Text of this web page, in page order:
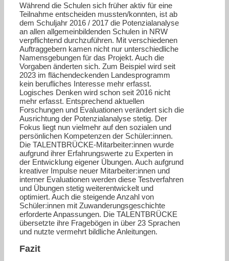
Während die Schulen sich früher aktiv für eine
Teilnahme entscheiden mussten/konnten, ist ab
dem Schuljahr 2016 / 2017 die Potenzialanalyse
an allen allgemeinbildenden Schulen in NRW
verpflichtend durchzuführen. Mit verschiedenen
Auftraggebern kamen nicht nur unterschiedliche
Namensgebungen für das Projekt. Auch die
Vorgaben änderten sich. Zum Beispiel wird seit
2023 im flächendeckenden Landesprogramm
kein berufliches Interesse mehr erfasst.
Logisches Denken wird schon seit 2016 nicht
mehr erfasst. Entsprechend aktuellen
Forschungen und Evaluationen verändert sich die
Ausrichtung der Potenzialanalyse stetig. Der
Fokus liegt nun vielmehr auf den sozialen und
persönlichen Kompetenzen der Schüler:innen.
Die TALENTBRÜCKE-Mitarbeiter:innen wurde
aufgrund ihrer Erfahrungswerte zu Experten in
der Entwicklung eigener Übungen. Auch aufgrund
kreativer Impulse neuer Mitarbeiter:innen und
interner Evaluationen werden diese Testverfahren
und Übungen stetig weiterentwickelt und
optimiert. Auch die steigende Anzahl von
Schüler:innen mit Zuwanderungsgeschichte
erforderte Anpassungen. Die TALENTBRÜCKE
übersetzte ihre Fragebögen in über 23 Sprachen
und nutzte vermehrt bildliche Anleitungen.
Fazit